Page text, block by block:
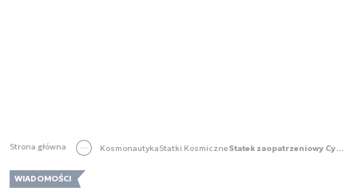
Strona główna KosmonautykaStatki Kosmiczne Statek zaopatrzeniowy Cygnus poleciał na ISS
WIADOMOŚCI